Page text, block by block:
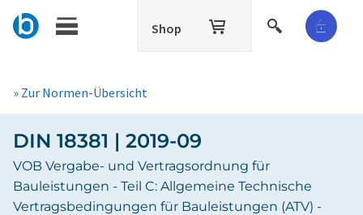
Shop
» Zur Normen-Übersicht
DIN 18381 | 2019-09
VOB Vergabe- und Vertragsordnung für
Bauleistungen - Teil C: Allgemeine Technische
Vertragsbedingungen für Bauleistungen (ATV) -